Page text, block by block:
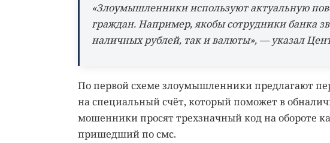
«Злоумышленники используют актуальную
граждан. Например, якобы сотрудники банка
наличных рублей, так и валюты», — указал
По первой схеме злоумышленники предлагают
на специальный счёт, который поможет в
мошенники просят трехзначный код на обороте
пришедший по смс.